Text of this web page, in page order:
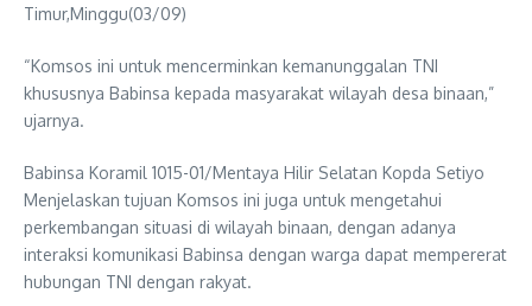
Timur,Minggu(03/09)
“Komsos ini untuk mencerminkan kemanunggalan TNI
khususnya Babinsa kepada masyarakat wilayah desa binaan,”
ujarnya.
Babinsa Koramil 1015-01/Mentaya Hilir Selatan Kopda Setiyo
Menjelaskan tujuan Komsos ini juga untuk mengetahui
perkembangan situasi di wilayah binaan, dengan adanya
interaksi komunikasi Babinsa dengan warga dapat mempererat
hubungan TNI dengan rakyat.